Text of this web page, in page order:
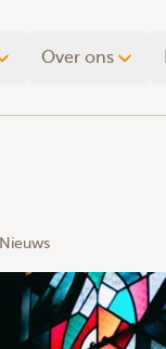
Over ons
Nieuws